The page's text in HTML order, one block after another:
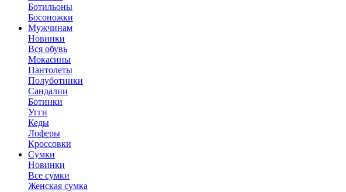
Ботильоны
Босоножки
Мужчинам
Новинки
Вся обувь
Мокасины
Пантолеты
Полуботинки
Сандалии
Ботинки
Угги
Кеды
Лоферы
Кроссовки
Сумки
Новинки
Все сумки
Женская сумка